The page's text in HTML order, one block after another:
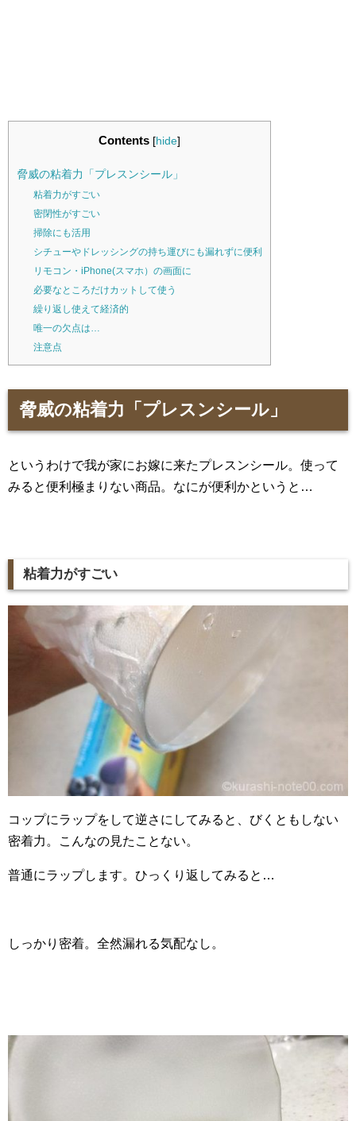
Contents [hide]
脅威の粘着力「プレスンシール」
粘着力がすごい
密閉性がすごい
掃除にも活用
シチューやドレッシングの持ち運びにも漏れずに便利
リモコン・iPhone(スマホ）の画面に
必要なところだけカットして使う
繰り返し使えて経済的
唯一の欠点は…
注意点
脅威の粘着力「プレスンシール」
というわけで我が家にお嫁に来たプレスンシール。使って
みると便利極まりない商品。なにが便利かというと…
粘着力がすごい
コップにラップをして逆さにしてみると、びくともしない
密着力。こんなの見たことない。
普通にラップします。ひっくり返してみると…
しっかり密着。全然漏れる気配なし。